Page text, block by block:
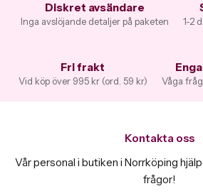
Diskret avsändare
Inga avslöjande detaljer på paketen 1-2
Fri frakt
Vid köp över 995 kr (ord. 59 kr) Våga
Kontakta oss
Vår personal i butiken i Norrköping
frågor!